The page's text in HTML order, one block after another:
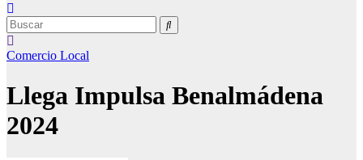
Comercio Local
Llega Impulsa Benalmádena
2024